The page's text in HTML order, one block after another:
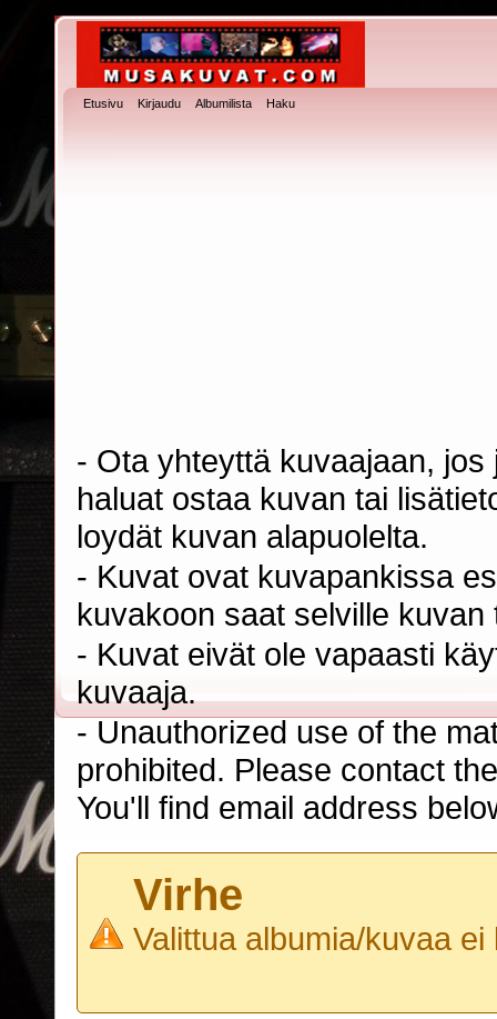
Etusivu Kirjaudu Albumilista Haku
- Ota yhteyttä kuvaajaan,
haluat ostaa kuvan tai
loydät kuvan alapuolelta.
- Kuvat ovat kuvapankissa
kuvakoon saat selville
- Kuvat eivät ole vapaasti
kuvaaja.
- Unauthorized use of the
prohibited. Please contact
You'll find email address
Virhe
Valittua albumia/kuvaa ei